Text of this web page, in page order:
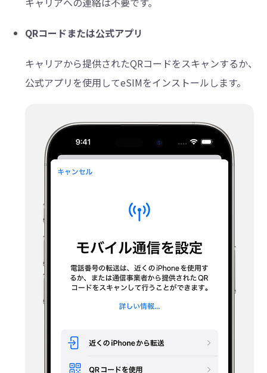
QRコードまたは公式アプリ
キャリアから提供されたQRコードをスキャンするか、
公式アプリを使用してeSIMをインストールします。